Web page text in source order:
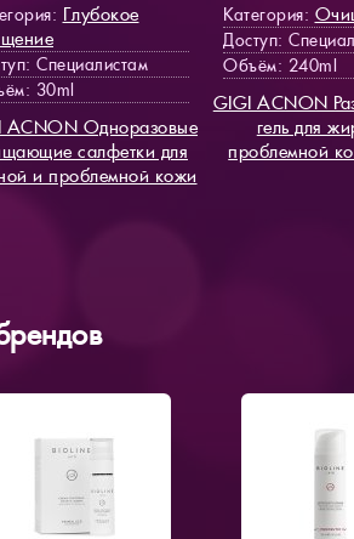
Глубокое
: Специалистам
30ml
ACNON Одноразовые
салфетки для
и проблемной кожи
Категория:
Доступ:
Объём: 240ml
GIGI ACNON
гель для
проблемной